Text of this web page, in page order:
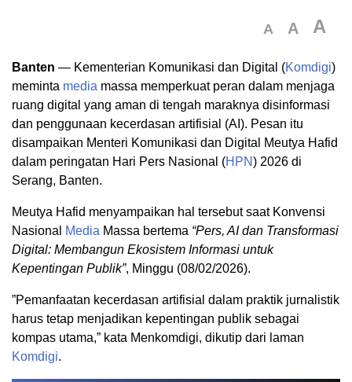
A A A
Banten — Kementerian Komunikasi dan Digital (Komdigi)
meminta media massa memperkuat peran dalam menjaga
ruang digital yang aman di tengah maraknya disinformasi
dan penggunaan kecerdasan artifisial (AI). Pesan itu
disampaikan Menteri Komunikasi dan Digital Meutya Hafid
dalam peringatan Hari Pers Nasional (HPN) 2026 di
Serang, Banten.
Meutya Hafid menyampaikan hal tersebut saat Konvensi
Nasional
Media Massa bertema “Pers, AI dan Transformasi
Digital: Membangun Ekosistem Informasi untuk
Kepentingan Publik”, Minggu (08/02/2026).
”Pemanfaatan kecerdasan artifisial dalam praktik jurnalistik
harus tetap menjadikan kepentingan publik sebagai
kompas utama,” kata Menkomdigi, dikutip dari laman
Komdigi.